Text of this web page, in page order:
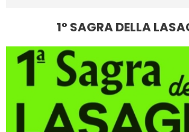
1° SAGRA DELLA